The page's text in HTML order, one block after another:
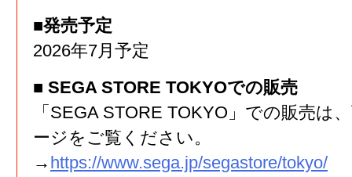
■発売予定
2026年7月予定
■ SEGA STORE TOKYOでの販売
「SEGA STORE TOKYO」での販売は
ージをご覧ください。
→ https://www.sega.jp/segastore/tokyo/